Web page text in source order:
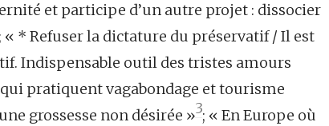
et participe d’un autre projet : dissocier
; « * Refuser la dictature du préservatif / Il est
Indispensable outil des tristes amours
pratiquent vagabondage et tourisme
grossesse non désirée »3; « En Europe où